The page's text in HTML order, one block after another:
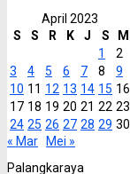
April 2023
S
S R K J S
M
1
2
3
4 5 6 7 8
9
10 11 12 13 14 15 16
17 18 19 20 21 22 23
24 25 26 27 28 29 30
« Mar
Mei »
Palangkaraya